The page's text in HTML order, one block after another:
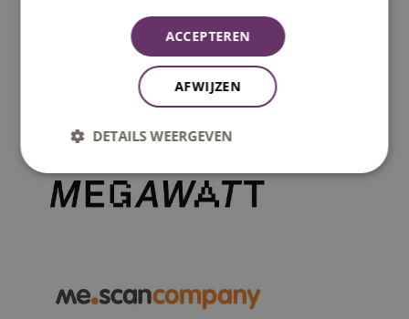
ACCEPTEREN
AFWIJZEN
DETAILS WEERGEVEN